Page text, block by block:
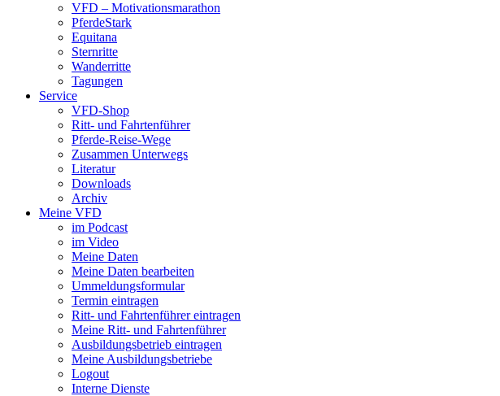
VFD – Motivationsmarathon
PferdeStark
Equitana
Sternritte
Wanderritte
Tagungen
Service
VFD-Shop
Ritt- und Fahrtenführer
Pferde-Reise-Wege
Zusammen Unterwegs
Literatur
Downloads
Archiv
Meine VFD
im Podcast
im Video
Meine Daten
Meine Daten bearbeiten
Ummeldungsformular
Termin eintragen
Ritt- und Fahrtenführer eintragen
Meine Ritt- und Fahrtenführer
Ausbildungsbetrieb eintragen
Meine Ausbildungsbetriebe
Logout
Interne Dienste